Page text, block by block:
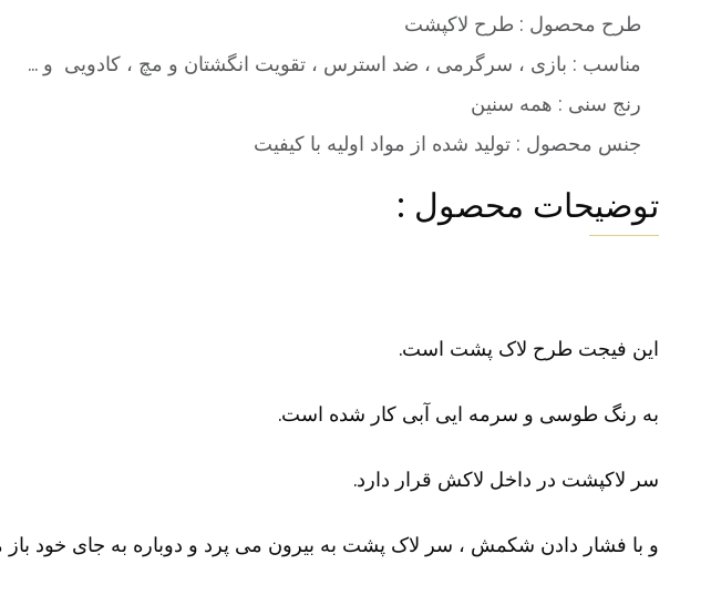
طرح محصول : طرح لاکپشت
مناسب : بازی ، سرگرمی ، ضد استرس ، تقویت انگشتان و مچ ، کادویی و …
رنج سنی : همه سنین
جنس محصول : تولید شده از مواد اولیه با کیفیت
توضیحات محصول :
این فیجت طرح لاک پشت است.
به رنگ طوسی و سرمه ایی آبی کار شده است.
سر لاکپشت در داخل لاکش قرار دارد.
و با فشار دادن شکمش ، سر لاک پشت به بیرون می پرد و دوباره به جای خود باز